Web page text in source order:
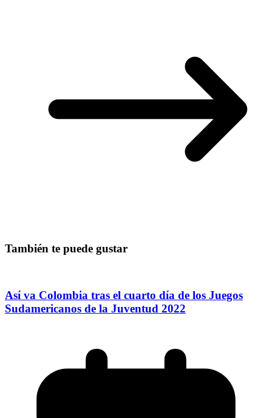
También te puede gustar
Así va Colombia tras el cuarto día de los Juegos
Sudamericanos de la Juventud 2022